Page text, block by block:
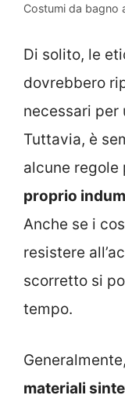
Costumi da bagno
Di solito, le
dovrebbero
necessari per
Tuttavia, è
alcune regole
proprio
Anche se i
resistere
scorretto si
tempo.
Generalmente,
materiali